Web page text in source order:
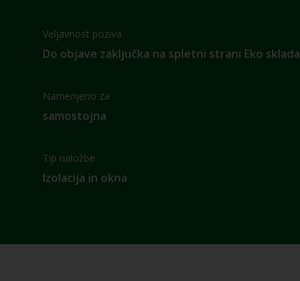
Veljavnost poziva
Do objave zaključka na spletni strani Eko sklada
Namenjeno za
samostojna
Tip naložbe
Izolacija in okna